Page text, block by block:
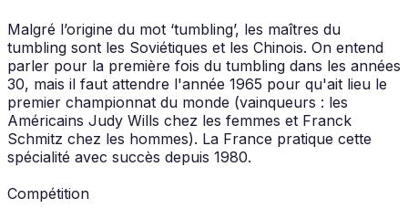
Malgré l’origine du mot ‘tumbling’, les maîtres du
tumbling sont les Soviétiques et les Chinois. On entend
parler pour la première fois du tumbling dans les années
30, mais il faut attendre l'année 1965 pour qu'ait lieu le
premier championnat du monde (vainqueurs : les
Américains Judy Wills chez les femmes et Franck
Schmitz chez les hommes). La France pratique cette
spécialité avec succès depuis 1980.
Compétition